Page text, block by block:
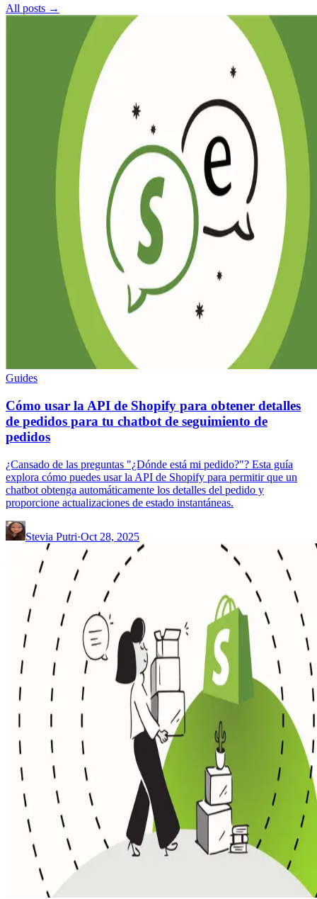
All posts →
Guides
Cómo usar la API de Shopify para obtener detalles
de pedidos para tu chatbot de seguimiento de
pedidos
¿Cansado de las preguntas "¿Dónde está mi pedido?"? Esta guía
explora cómo puedes usar la API de Shopify para permitir que un
chatbot obtenga automáticamente los detalles del pedido y
proporcione actualizaciones de estado instantáneas.
Stevia Putri·Oct 28, 2025